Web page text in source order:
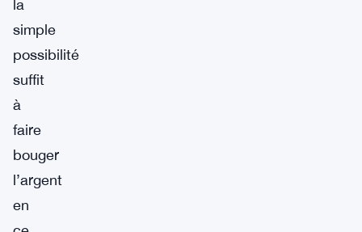
la
simple
possibilité
suffit
à
faire
bouger
l’argent
en